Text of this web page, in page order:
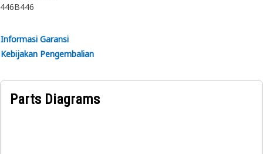
446B446
Informasi Garansi
Kebijakan Pengembalian
Parts Diagrams